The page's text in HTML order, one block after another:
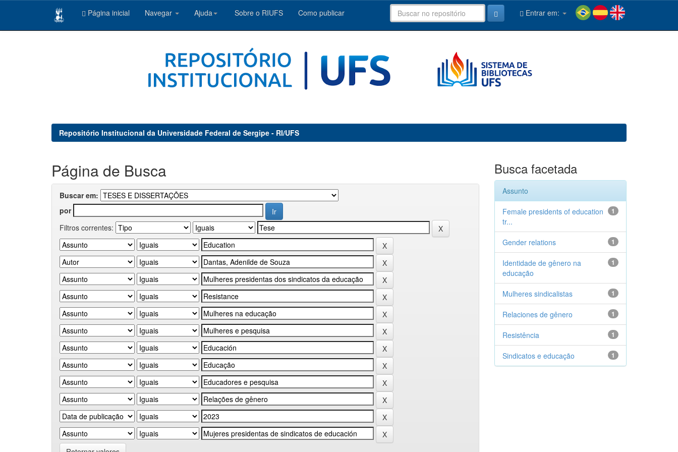
Página inicial Navegar Ajuda Sobre o RIUFS Como publicar Entrar em:
Repositório Institucional da Universidade Federal de Sergipe - RI/UFS
Página de Busca
Buscar em:
por
Filtros correntes:
Busca facetada
Assunto
1
Female presidents of education
tr...
1
Gender relations
1
Identidade de gênero na
educação
1
Mulheres sindicalistas
1
Relaciones de gênero
1
Resistência
1
Sindicatos e educação